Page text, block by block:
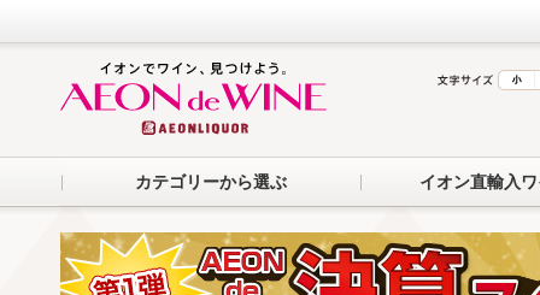
カテゴリーから選ぶ イオン直輸入